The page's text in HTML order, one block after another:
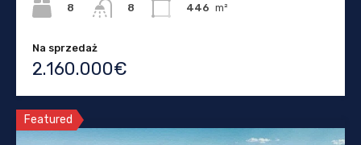
8
8
446 m²
Na sprzedaż
2.160.000€
Featured